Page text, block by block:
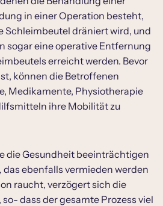
in einer Operation besteht,
Schleimbeutel dräniert wird, und
sogar eine operative Entfernung
erreicht werden. Bevor
können die Betroffenen
Medikamente, Physiotherapie
ihre Mobilität zu
die Gesundheit beeinträchtigen
das ebenfalls vermieden werden
raucht, verzögert sich die
dass der gesamte Prozess viel